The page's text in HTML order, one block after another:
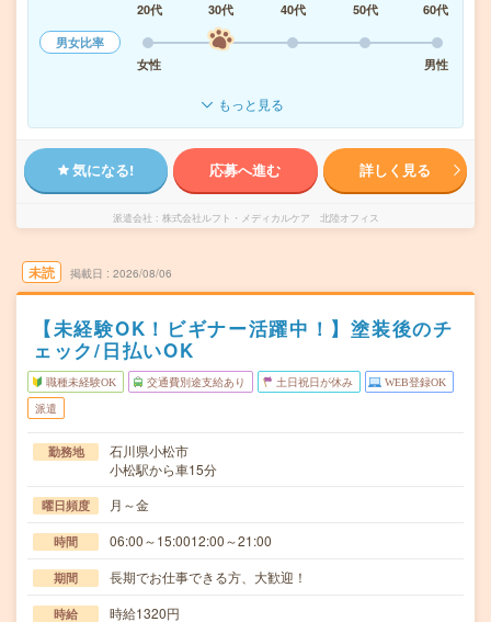
20代
30代 40代 50代
60代
男女比率
女性
男性
もっと見る
気になる! 応募へ進む 詳しく見る
派遣会社 株式会社ルフト・メディカルケア 北陸オフィス
未読 掲載日 2026/08/06
【未経験OK！ビギナー活躍中！】塗装後のチ
ェック/日払いOK
職種未経験OK 交通費別途支給あり 土日祝日が休み WEB登録OK
派遣
勤務地
石川県小松市
小松駅から車15分
曜日頻度 月～金
時間 06:00～15:0012:00～21:00
期間 長期でお仕事できる方、大歓迎！
時給 時給1320円